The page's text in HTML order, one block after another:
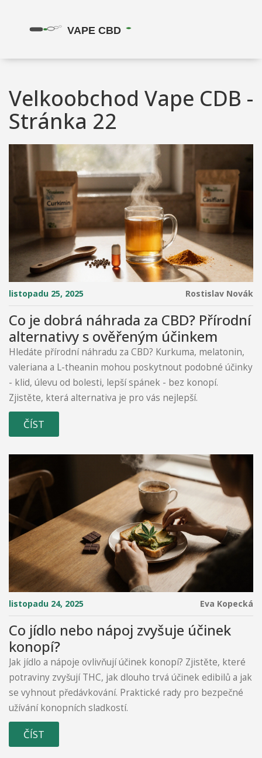
Velkoobchod Vape CDB -
Stránka 22
listopadu 25, 2025 Rostislav Novák
Co je dobrá náhrada za CBD? Přírodní
alternativy s ověřeným účinkem
Hledáte přírodní náhradu za CBD? Kurkuma, melatonin,
valeriana a L-theanin mohou poskytnout podobné účinky
- klid, úlevu od bolesti, lepší spánek - bez konopí.
Zjistěte, která alternativa je pro vás nejlepší.
ČÍST
listopadu 24, 2025 Eva Kopecká
Co jídlo nebo nápoj zvyšuje účinek
konopí?
Jak jídlo a nápoje ovlivňují účinek konopí? Zjistěte, které
potraviny zvyšují THC, jak dlouho trvá účinek edibilů a jak
se vyhnout předávkování. Praktické rady pro bezpečné
užívání konopních sladkostí.
ČÍST